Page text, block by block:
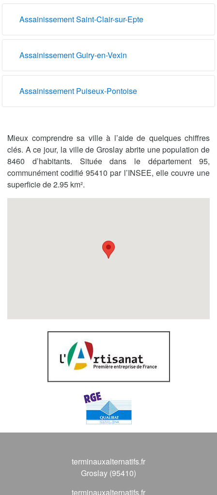
Assainissement Saint-Clair-sur-Epte
Assainissement Guiry-en-Vexin
Assainissement Puiseux-Pontoise
Mieux comprendre sa ville à l’aide de quelques chiffres
clés. A ce jour, la ville de Groslay abrite une population de
8460 d’habitants. Située dans le département 95,
communément codifié 95410 par l’INSEE, elle couvre une
superficie de 2.95 km².
terminauxalternatifs.fr
Groslay (95410)
terminauxalternatifs.fr